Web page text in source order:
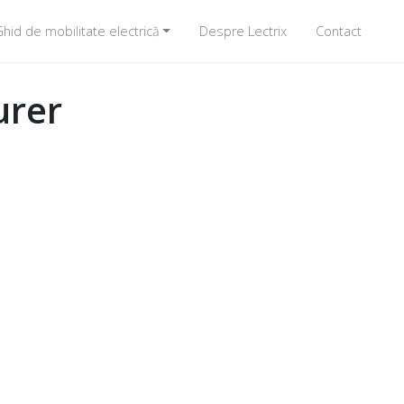
de mobilitate electrică Despre Lectrix Contact